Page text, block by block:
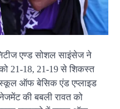
एण्ड सोशल साइंसेज ने
21-18, 21-19 से शिकस्त
स्कूल ऑफ बेसिक एंड एप्लाइड
की बबली रावत को